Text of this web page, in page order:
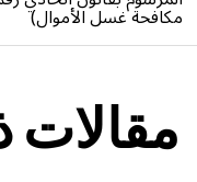
مكافحة غسل الأموال)
يُبرز أهمية التدقيق في كشف